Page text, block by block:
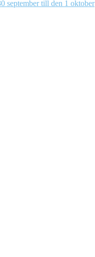
september till den 1 oktober